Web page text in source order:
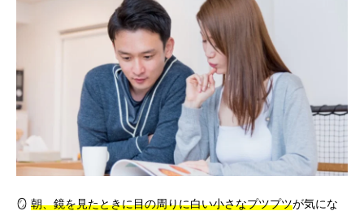
🪞 朝、鏡を見たときに目の周りに白い小さなプツプツが気にな
한국어 日本語 Español